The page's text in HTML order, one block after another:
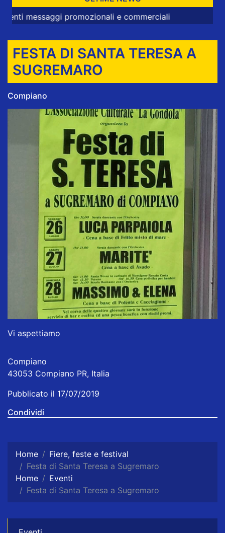
promozionali e commerciali
FESTA DI SANTA TERESA A
SUGREMARO
Compiano
Vi aspettiamo
Compiano
43053 Compiano PR, Italia
Pubblicato il 17/07/2019
Condividi
Home
Fiere, feste e festival
Festa di Santa Teresa a Sugremaro
Home
Eventi
Festa di Santa Teresa a Sugremaro